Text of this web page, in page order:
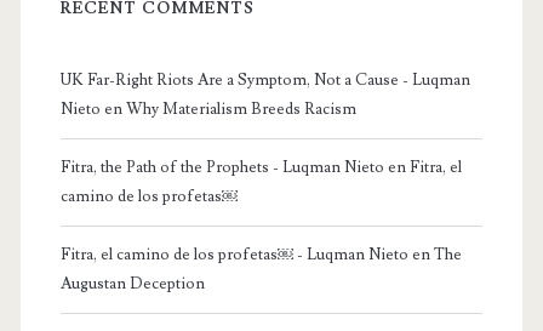
RECENT COMMENTS
UK Far-Right Riots Are a Symptom, Not a Cause - Luqman
Nieto enWhy Materialism Breeds Racism
Fitra, the Path of the Prophets - Luqman Nieto enFitra, el
camino de los profetas￼
Fitra, el camino de los profetas￼ - Luqman Nieto enThe
Augustan Deception